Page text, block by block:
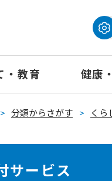
・教育 健康
> 分類からさがす > くら
サービス